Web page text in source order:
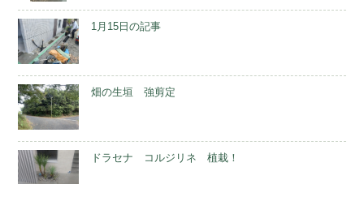
1月15日の記事
畑の生垣 強剪定
ドラセナ コルジリネ 植栽！